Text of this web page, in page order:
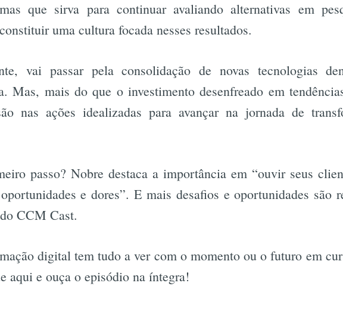
que sirva para continuar avaliando alternativas em
uma cultura focada nesses resultados.
vai passar pela consolidação de novas tecnologias
Mas, mais do que o investimento desenfreado em
nas ações idealizadas para avançar na jornada de
passo? Nobre destaca a importância em “ouvir seus
e dores”. E mais desafios e oportunidades são
CCM Cast.
digital tem tudo a ver com o momento ou o futuro em
aqui e ouça o episódio na íntegra!